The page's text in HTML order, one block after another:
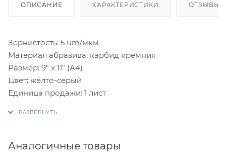
ОПИСАНИЕ ХАРАКТЕРИСТИКИ ОТЗЫВЫ
Зернистость: 5 um/мкм
Материал абразива: карбид кремния
Размер: 9" x 11" (А4)
Цвет: жёлто-серый
Единица продажи: 1 лист
Аналогичные товары